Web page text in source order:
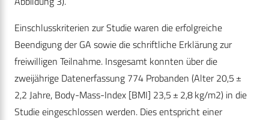
Einschlusskriterien zur Studie waren die erfolgreiche
Beendigung der GA sowie die schriftliche Erklärung zur
freiwilligen Teilnahme. Insgesamt konnten über die
zweijährige Datenerfassung 774 Probanden (Alter 20,5 ±
2,2 Jahre, Body-Mass-Index [BMI] 23,5 ± 2,8 kg/m2) in die
Studie eingeschlossen werden. Dies entspricht einer